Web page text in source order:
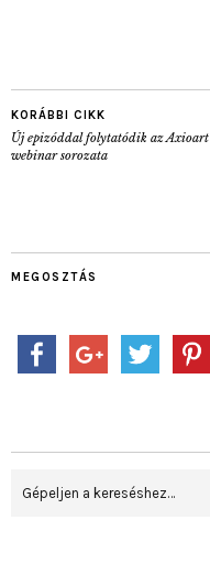
KORÁBBI CIKK
Új epizóddal folytatódik az Axioart
webinar sorozata
MEGOSZTÁS